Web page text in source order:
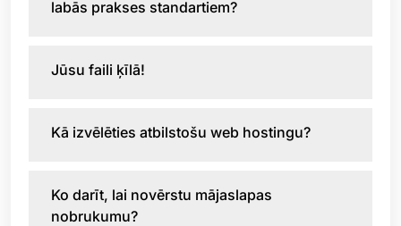
labās prakses standartiem?
Jūsu faili ķīlā!
Kā izvēlēties atbilstošu web hostingu?
Ko darīt, lai novērstu mājaslapas
nobrukumu?